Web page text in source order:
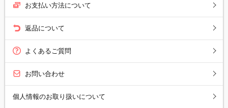
お支払い方法について
返品について
よくあるご質問
お問い合わせ
個人情報のお取り扱いについて